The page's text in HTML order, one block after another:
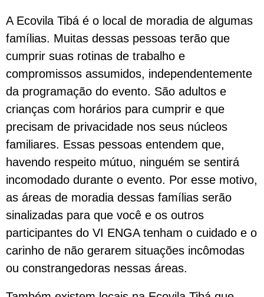
A Ecovila Tibá é o local de moradia de algumas
famílias. Muitas dessas pessoas terão que
cumprir suas rotinas de trabalho e
compromissos assumidos, independentemente
da programação do evento. São adultos e
crianças com horários para cumprir e que
precisam de privacidade nos seus núcleos
familiares. Essas pessoas entendem que,
havendo respeito mútuo, ninguém se sentirá
incomodado durante o evento. Por esse motivo,
as áreas de moradia dessas famílias serão
sinalizadas para que você e os outros
participantes do VI ENGA tenham o cuidado e o
carinho de não gerarem situações incômodas
ou constrangedoras nessas áreas.